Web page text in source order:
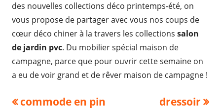
des nouvelles collections déco printemps-été, on
vous propose de partager avec vous nos coups de
cœur déco chiner à la travers les collections salon
de jardin pvc. Du mobilier spécial maison de
campagne, parce que pour ouvrir cette semaine on
a eu de voir grand et de rêver maison de campagne !
Navigation
Previous
commode en pin
Next
dressoir